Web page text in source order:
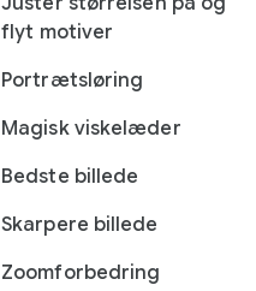
flyt motiver
Portrætsløring
Magisk viskelæder
Bedste billede
Skarpere billede
Zoomforbedring